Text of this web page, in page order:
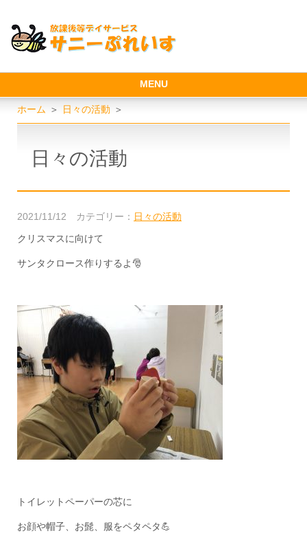
MENU
ホーム ＞ 日々の活動 ＞
日々の活動
2021/11/12 カテゴリー： 日々の活動
クリスマスに向けて
サンタクロース作りするよ🎅
トイレットペーパーの芯に
お顔や帽子、お髭、服をペタペタ💪